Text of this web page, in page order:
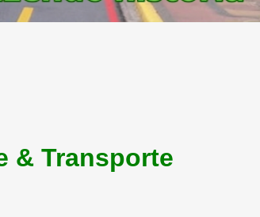
& Transporte